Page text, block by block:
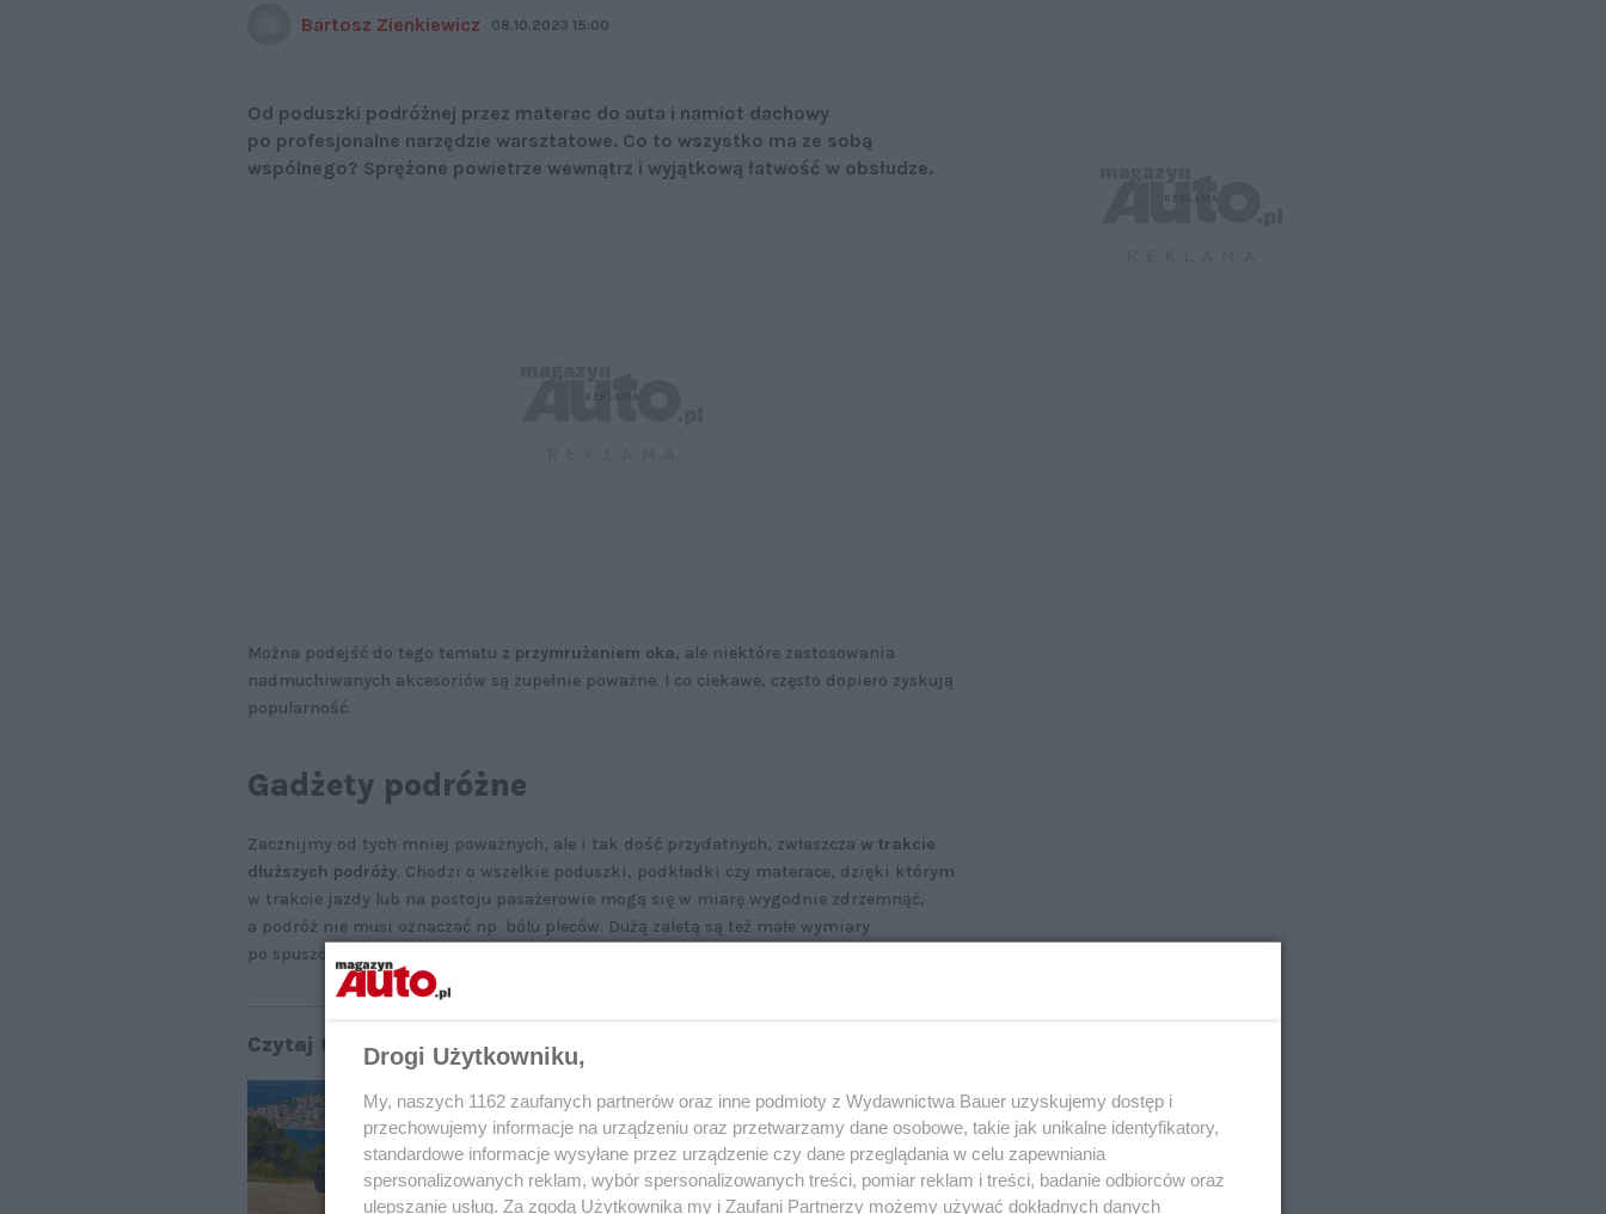
Bartosz Zienkiewicz 08.10.2023 15:00
Od poduszki podróżnej przez materac do auta i namiot dachowy
po profesjonalne narzędzie warsztatowe. Co to wszystko ma ze sobą
wspólnego? Sprężone powietrze wewnątrz i wyjątkową łatwość w obsłudze.
Można podejść do tego tematu z przymrużeniem oka, ale niektóre zastosowania
nadmuchiwanych akcesoriów są zupełnie poważne. I co ciekawe, często dopiero zyskują
popularność.
Gadżety podróżne
Zacznijmy od tych mniej poważnych, ale i tak dość przydatnych, zwłaszcza w trakcie
dłuższych podróży. Chodzi o wszelkie poduszki, podkładki czy materace, dzięki którym
w trakcie jazdy lub na postoju pasażerowie mogą się w miarę wygodnie zdrzemnąć,
a podróż nie musi oznaczać np. bólu pleców. Dużą zaletą są też małe wymiary
po spuszczeniu powietrza.
Czytaj także:
Wyjazd za granicę cudzym samochodem
Drogi Użytkowniku,
My, naszych 1162 zaufanych partnerów oraz inne podmioty z Wydawnictwa Bauer uzyskujemy dostęp i
przechowujemy informacje na urządzeniu oraz przetwarzamy dane osobowe, takie jak unikalne identyfikatory,
standardowe informacje wysyłane przez urządzenie czy dane przeglądania w celu zapewniania
spersonalizowanych reklam, wybór spersonalizowanych treści, pomiar reklam i treści, badanie odbiorców oraz
ulepszanie usług. Za zgodą Użytkownika my i Zaufani Partnerzy możemy używać dokładnych danych